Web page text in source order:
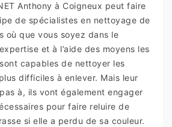
Anthony à Coigneux peut faire
de spécialistes en nettoyage de
où que vous soyez dans le
et à l’aide des moyens les
capables de nettoyer les
difficiles à enlever. Mais leur
à, ils vont également engager
pour faire reluire de
si elle a perdu de sa couleur.